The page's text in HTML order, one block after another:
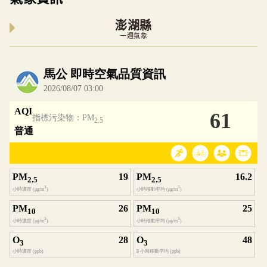
澎湖縣
一週氣象
內嵌空氣品質小工具為視覺預覽，完整即時空